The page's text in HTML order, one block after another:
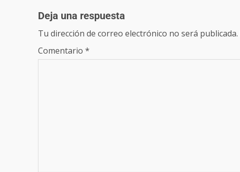
Deja una respuesta
Tu dirección de correo electrónico no será publicada.
Comentario *